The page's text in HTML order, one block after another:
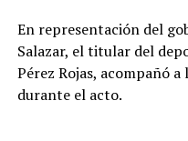
En representación del
Salazar, el titular del
Pérez Rojas, acompañó
durante el acto.